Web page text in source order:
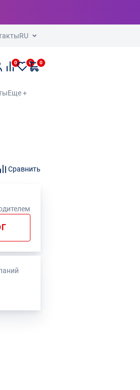
RU
0 0 0
Еще +
Сравнить